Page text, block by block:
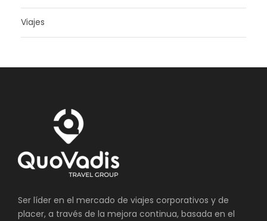
Viajes
Ser líder en el mercado de viajes corporativos y de
placer, a través de la mejora continua, basada en el